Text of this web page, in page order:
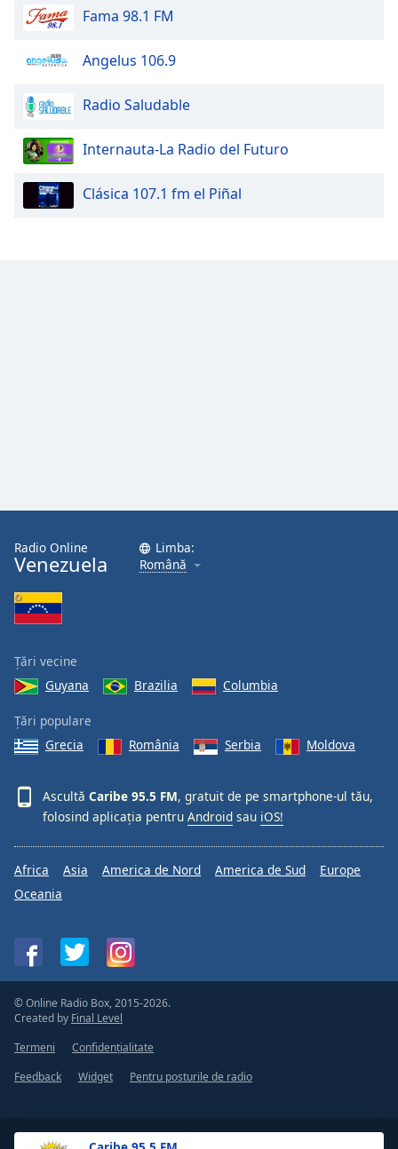
Fama 98.1 FM
Angelus 106.9
Radio Saludable
Internauta-La Radio del Futuro
Clásica 107.1 fm el Piñal
Radio Online
Venezuela
Limba:
Română
Țări vecine
Guyana
Brazilia Columbia
Țări populare
Grecia
România Serbia Moldova
Ascultă Caribe 95.5 FM, gratuit de pe smartphone-ul tău,
folosind aplicația pentru Android sau iOS!
Africa Asia America de Nord America de Sud
Europe
Oceania
© Online Radio Box, 2015-2026.
Created by Final Level
Termeni
Confidențialitate
Feedback
Widget Pentru posturile de radio